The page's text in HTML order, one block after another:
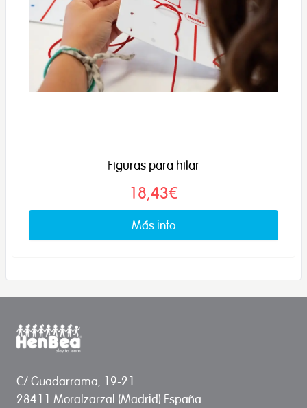
Figuras para hilar
18,43€
Más info
C/ Guadarrama, 19-21
28411 Moralzarzal (Madrid) España